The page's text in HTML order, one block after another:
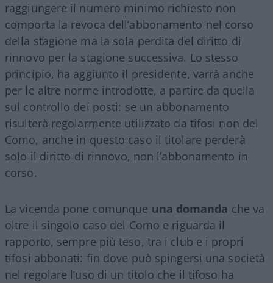
raggiungere il numero minimo richiesto non
comporta la revoca dell’abbonamento nel corso
della stagione ma la sola perdita del diritto di
rinnovo per la stagione successiva. Lo stesso
principio, ha aggiunto il presidente, varrà anche
per le altre norme introdotte, a partire da quella
sul controllo dei posti: se un abbonamento
risulterà regolarmente utilizzato da tifosi non del
Como, anche in questo caso il titolare perderà
solo il diritto di rinnovo, non l’abbonamento in
corso.
La vicenda pone comunque una domanda che va
oltre il singolo caso del Como e riguarda il
rapporto, sempre più teso, tra i club e i propri
tifosi abbonati: fin dove può spingersi una società
nel regolare l’uso di un titolo che il tifoso ha